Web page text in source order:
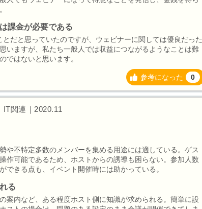
課金が必要である
だと思っていたのですが、ウェビナーに関しては優良だった
いますが、私たち一般人では収益につながるようなことは難
ではないと思います。
参考になった 0
関連｜2020.11
や不特定多数のメンバーを集める用途には適している。ゲス
作可能であるため、ホストからの誘導も困らない。参加人数
できる点も、イベント開催時には助かっている。
る
案内など、ある程度ホスト側に知識が求められる。簡単に設